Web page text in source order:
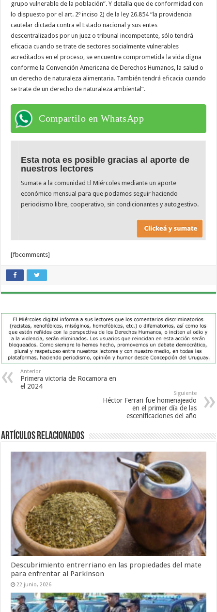
grupo vulnerable de la población”. Y detalla que de conformidad con
lo dispuesto por el art. 2º inciso 2) de la ley 26.854 “la providencia
cautelar dictada contra el Estado nacional y sus entes
descentralizados por un juez o tribunal incompetente, sólo tendrá
eficacia cuando se trate de sectores socialmente vulnerables
acreditados en el proceso, se encuentre comprometida la vida digna
conforme la Convención Americana de Derechos Humanos, la salud o
un derecho de naturaleza alimentaria. También tendrá eficacia cuando
se trate de un derecho de naturaleza ambiental”.
Compartilo en WhatsApp
Esta nota es posible gracias al aporte de
nuestros lectores
Sumate a la comunidad El Miércoles mediante un aporte
económico mensual para que podamos seguir haciendo
periodismo libre, cooperativo, sin condicionantes y autogestivo.
[fbcomments]
Anterior
Primera victoria de Rocamora en
el 2024
Siguiente
Héctor Ferrari fue homenajeado
en el primer día de las
escenificaciones del año
Artículos Relacionados
Descubrimiento entrerriano en las propiedades del mate
para enfrentar al Parkinson
22 junio, 2026